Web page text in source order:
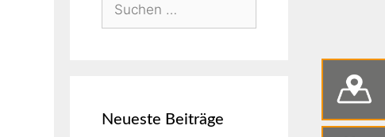
Neueste Beiträge